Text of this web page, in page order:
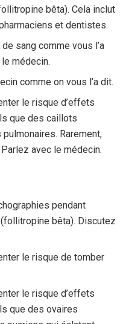
bêta). Cela inclut
et dentistes.
sang comme vous l’a
médecin.
comme on vous l’a dit.
le risque d’effets
que des caillots
Rarement,
avec le médecin.
pendant
bêta). Discutez
le risque de tomber
le risque d’effets
que des ovaires